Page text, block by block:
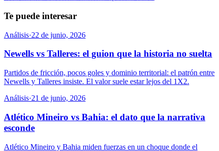
Te puede interesar
Análisis·22 de junio, 2026
Newells vs Talleres: el guion que la historia no suelta
Partidos de fricción, pocos goles y dominio territorial: el patrón entre
Newells y Talleres insiste. El valor suele estar lejos del 1X2.
Análisis·21 de junio, 2026
Atlético Mineiro vs Bahia: el dato que la narrativa
esconde
Atlético Mineiro y Bahia miden fuerzas en un choque donde el